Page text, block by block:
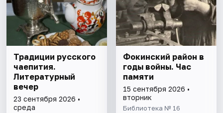
Традиции русского
чаепития.
Литературный
вечер
23 сентября 2026 •
среда
Фокинский район в
годы войны. Час
памяти
15 сентября 2026 •
вторник
Библиотека № 16